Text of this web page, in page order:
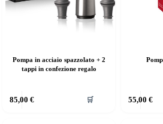
Pompa in acciaio spazzolato + 2
tappi in confezione regalo
85,00 € 🛒 55,00 €